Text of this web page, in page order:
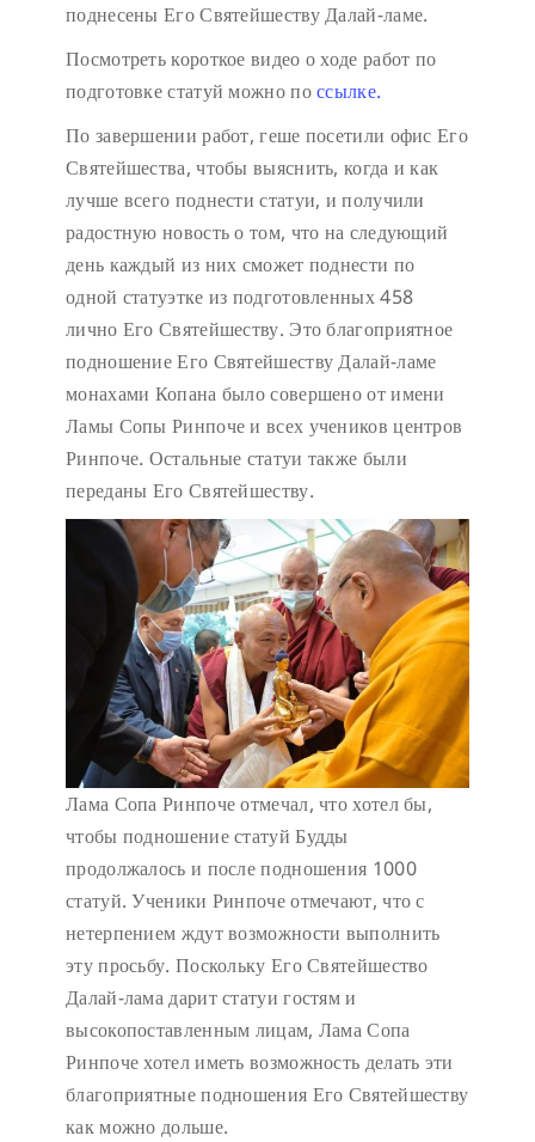
поднесены Его Святейшеству Далай-ламе.
Посмотреть короткое видео о ходе работ по
подготовке статуй можно поссылке.
По завершении работ, геше посетили офис Его
Святейшества, чтобы выяснить, когда и как
лучше всего поднести статуи, и получили
радостную новость о том, что на следующий
день каждый из них сможет поднести по
одной статуэтке из подготовленных 458
лично Его Святейшеству. Это благоприятное
подношение Его Святейшеству Далай-ламе
монахами Копана было совершено от имени
Ламы Сопы Ринпоче и всех учеников центров
Ринпоче. Остальные статуи также были
переданы Его Святейшеству.
Лама Сопа Ринпоче отмечал, что хотел бы,
чтобы подношение статуй Будды
продолжалось и после подношения 1000
статуй. Ученики Ринпоче отмечают, что с
нетерпением ждут возможности выполнить
эту просьбу. Поскольку Его Святейшество
Далай-лама дарит статуи гостям и
высокопоставленным лицам, Лама Сопа
Ринпоче хотел иметь возможность делать эти
благоприятные подношения Его Святейшеству
как можно дольше.